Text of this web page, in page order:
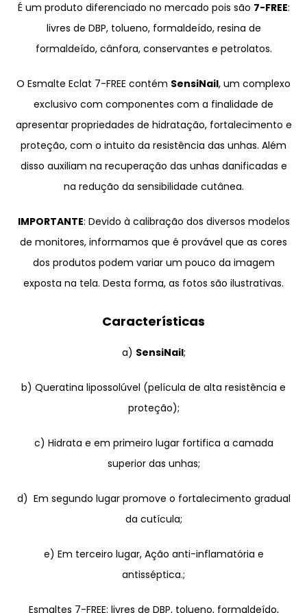
É um produto diferenciado no mercado pois são 7-FREE:
livres de DBP, tolueno, formaldeído, resina de
formaldeído, cânfora, conservantes e petrolatos.
O Esmalte Eclat 7-FREE contém SensiNail, um complexo
exclusivo com componentes com a finalidade de
apresentar propriedades de hidratação, fortalecimento e
proteção, com o intuito da resistência das unhas. Além
disso auxiliam na recuperação das unhas danificadas e
na redução da sensibilidade cutânea.
IMPORTANTE: Devido à calibração dos diversos modelos
de monitores, informamos que é provável que as cores
dos produtos podem variar um pouco da imagem
exposta na tela. Desta forma, as fotos são ilustrativas.
Características
a) SensiNail;
b) Queratina lipossolúvel (película de alta resistência e
proteção);
c) Hidrata e em primeiro lugar fortifica a camada
superior das unhas;
d) Em segundo lugar promove o fortalecimento gradual
da cutícula;
e) Em terceiro lugar, Ação anti-inflamatória e
antisséptica.;
Esmaltes 7-FREE: livres de DBP, tolueno, formaldeído,